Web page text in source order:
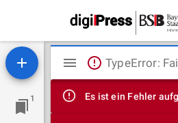
1
Mirador
Viewer
TypeError:
Es ist ein Fehler